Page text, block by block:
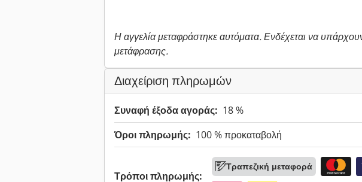
Η αγγελία μεταφράστηκε αυτόματα. Ενδέχεται να
μετάφρασης.
Διαχείριση πληρωμών
Συναφή έξοδα αγοράς: 18 %
Όροι πληρωμής: 100 % προκαταβολή
Τρόποι πληρωμής:
Τραπεζική μεταφορά